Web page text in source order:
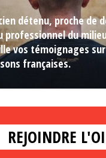
détenu, proche de
professionnel du
vos témoignages
françaises.
REJOINDRE